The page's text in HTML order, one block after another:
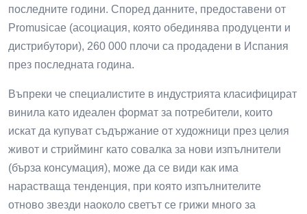
последните години. Според данните, предоставени от
Promusicae (асоциация, която обединява продуценти и
дистрибутори), 260 000 плочи са продадени в Испания
през последната година.
Въпреки че специалистите в индустрията класифицират
винила като идеален формат за потребители, които
искат да купуват съдържание от художници през целия
живот и стрийминг като совалка за нови изпълнители
(бърза консумация), може да се види как има
нарастваща тенденция, при която изпълнителите
отново звезди наоколо светът се грижи много за